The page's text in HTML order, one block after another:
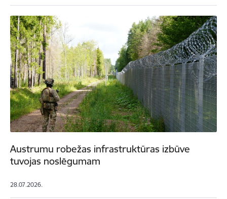
Austrumu robežas infrastruktūras izbūve
tuvojas noslēgumam
28.07.2026.